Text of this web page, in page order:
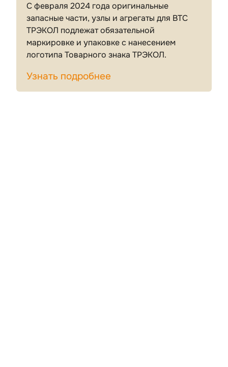
С февраля 2024 года оригинальные
запасные части, узлы и агрегаты для ВТС
ТРЭКОЛ подлежат обязательной
маркировке и упаковке с нанесением
логотипа Товарного знака ТРЭКОЛ.
Узнать подробнее